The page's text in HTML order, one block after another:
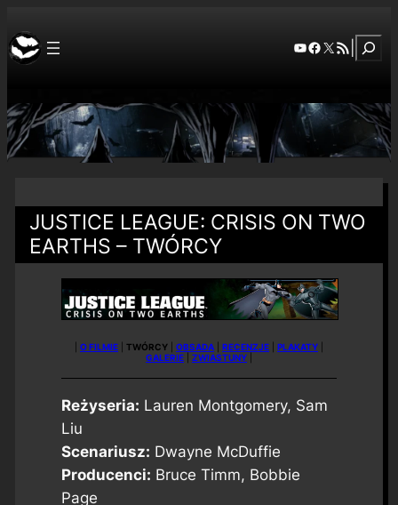
YouTube
Facebook
X RSS Feed
JUSTICE LEAGUE: CRISIS ON TWO
EARTHS – TWÓRCY
O FILMIE TWÓRCY OBSADA RECENZJE PLAKATY
GALERIE
ZWIASTUNY
Reżyseria: Lauren Montgomery, Sam
Liu
Scenariusz: Dwayne McDuffie
Producenci: Bruce Timm, Bobbie
Page